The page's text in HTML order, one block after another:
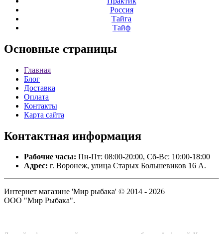
Россия
Тайга
Тайф
Основные страницы
Главная
Блог
Доставка
Оплата
Контакты
Карта сайта
Контактная информация
Рабочие часы: Пн-Пт: 08:00-20:00, Сб-Вс: 10:00-18:00
Адрес: г. Воронеж, улица Старых Большевиков 16 А.
Интернет магазине 'Мир рыбака' © 2014 - 2026
ООО "Мир Рыбака".